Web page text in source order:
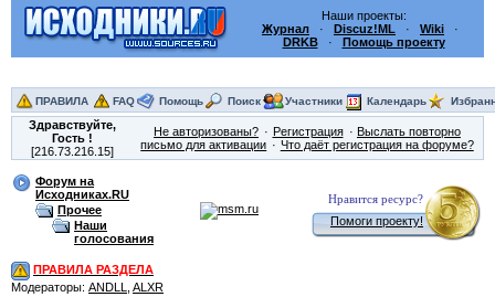
Наши проекты:
Журнал · Discuz!ML · Wiki ·
DRKB· Помощь проекту
ПРАВИЛА FAQ Помощь Поиск Участники Календарь
Здравствуйте,
Гость!
[216.73.216.15]
Не авторизованы? Регистрация
Выслать повторно
письмо для активации
Что даёт регистрация на форуме?
Форум на
Исходниках.RU
Прочее
Наши
голосования
Нравится ресурс?
Помоги проекту!
ПРАВИЛА РАЗДЕЛА
Модераторы: ANDLL
ALXR